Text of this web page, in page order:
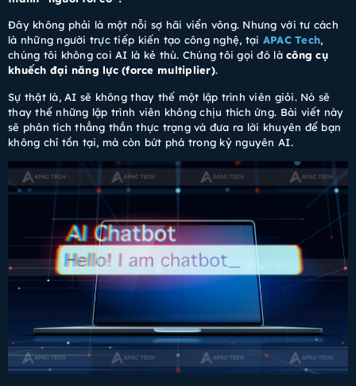
Đây không phải là một nỗi sợ hãi viển vông. Nhưng với tư cách
là những người trực tiếp kiến tạo công nghệ, tại APAC Tech,
chúng tôi không coi AI là kẻ thù. Chúng tôi gọi đó làcông cụ
khuếch đại năng lực (force multiplier).
Sự thật là, AI sẽ không thay thế một lập trình viên giỏi. Nó sẽ
thay thế những lập trình viên không chịu thích ứng. Bài viết này
sẽ phân tích thẳng thắn thực trạng và đưa ra lời khuyên để bạn
không chỉ tồn tại, mà còn bứt phá trong kỷ nguyên AI.